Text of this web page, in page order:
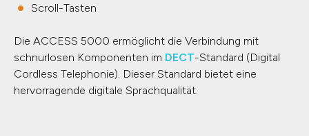
Scroll-Tasten
Die ACCESS 5000 ermöglicht die Verbindung mit
schnurlosen Komponenten im DECT-Standard (Digital
Cordless Telephonie). Dieser Standard bietet eine
hervorragende digitale Sprachqualität.